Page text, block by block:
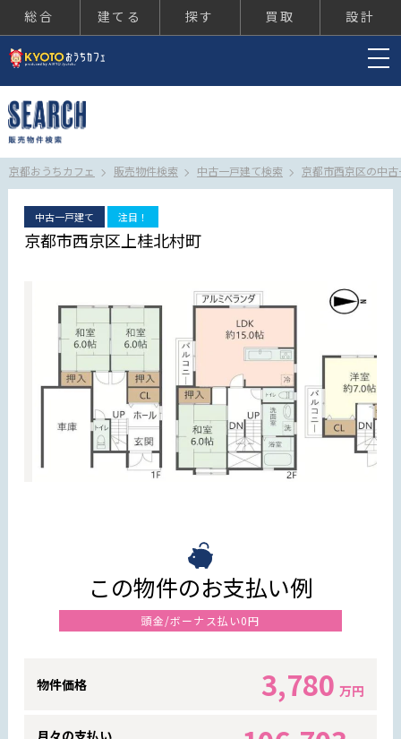
総合 建てる 探す 買取 設計
京都おうちカフェ 販売物件検索 中古一戸建て検索 京都市西京区の中
中古一戸建て 注目！
京都市西京区上桂北村町
この物件のお支払い例
頭金/ボーナス払い0円
物件価格 3,780 万円
月々の支払い